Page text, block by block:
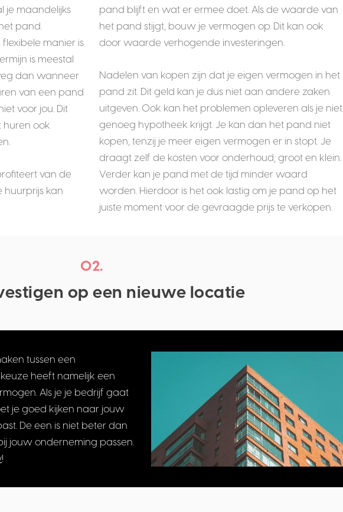
je maandelijks
pand.
manier is
is meestal
dan wanneer
van een pand
voor jou. Dit
huren ook
van de
kan
pand blijft en wat er ermee doet. Als de waarde van
het pand stijgt, bouw je vermogen op. Dit kan ook
door waarde verhogende investeringen.
Nadelen van kopen zijn dat je eigen vermogen in het
pand zit. Dit geld kan je dus niet aan andere zaken
uitgeven. Ook kan het problemen opleveren als je niet
genoeg hypotheek krijgt. Je kan dan het pand niet
kopen, tenzij je meer eigen vermogen er in stopt. Je
draagt zelf de kosten voor onderhoud; groot en klein.
Verder kan je pand met de tijd minder waard
worden. Hierdoor is het ook lastig om je pand op het
juiste moment voor de gevraagde prijs te verkopen.
02.
op een nieuwe locatie
tussen een
heeft namelijk een
Als je je bedrijf gaat
je goed kijken naar jouw
De een is niet beter dan
jouw onderneming passen.
!